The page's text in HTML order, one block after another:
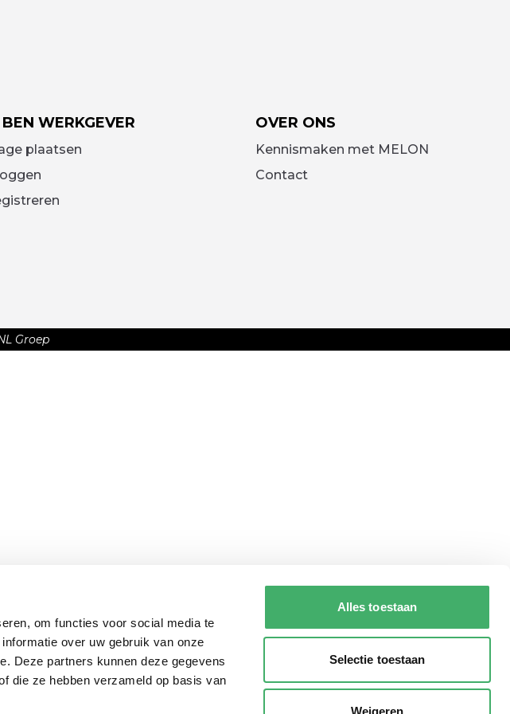
om functies voor social media te
over uw gebruik van onze
Deze partners kunnen deze gegevens
die ze hebben verzameld op basis van
Alles toestaan
Selectie toestaan
Weigeren
WERKGEVER
plaatsen
OVER ONS
Kennismaken met MELON
Contact
Groep